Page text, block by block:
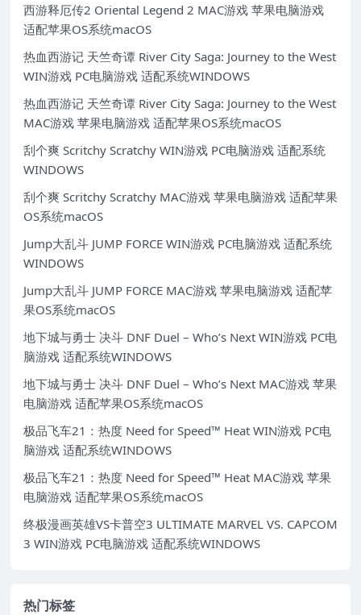
西游释厄传2 Oriental Legend 2 MAC游戏 苹果电脑游戏
适配苹果OS系统macOS
热血西游记 天竺奇谭 River City Saga: Journey to the West
WIN游戏 PC电脑游戏 适配系统WINDOWS
热血西游记 天竺奇谭 River City Saga: Journey to the West
MAC游戏 苹果电脑游戏 适配苹果OS系统macOS
刮个爽 Scritchy Scratchy WIN游戏 PC电脑游戏 适配系统
WINDOWS
刮个爽 Scritchy Scratchy MAC游戏 苹果电脑游戏 适配苹果
OS系统macOS
Jump大乱斗 JUMP FORCE WIN游戏 PC电脑游戏 适配系统
WINDOWS
Jump大乱斗 JUMP FORCE MAC游戏 苹果电脑游戏 适配苹
果OS系统macOS
地下城与勇士 决斗 DNF Duel – Who’s Next WIN游戏 PC电
脑游戏 适配系统WINDOWS
地下城与勇士 决斗 DNF Duel – Who’s Next MAC游戏 苹果
电脑游戏 适配苹果OS系统macOS
极品飞车21：热度 Need for Speed™ Heat WIN游戏 PC电
脑游戏 适配系统WINDOWS
极品飞车21：热度 Need for Speed™ Heat MAC游戏 苹果
电脑游戏 适配苹果OS系统macOS
终极漫画英雄VS卡普空3 ULTIMATE MARVEL VS. CAPCOM
3 WIN游戏 PC电脑游戏 适配系统WINDOWS
热门标签